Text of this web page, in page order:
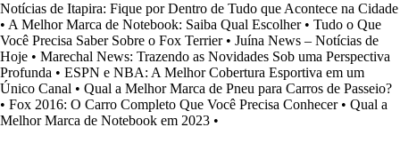
Notícias de Itapira: Fique por Dentro de Tudo que Acontece na Cidade
• A Melhor Marca de Notebook: Saiba Qual Escolher• Tudo o Que
Você Precisa Saber Sobre o Fox Terrier• Juína News – Notícias de
Hoje • Marechal News: Trazendo as Novidades Sob uma Perspectiva
Profunda • ESPN e NBA: A Melhor Cobertura Esportiva em um
Único Canal • Qual a Melhor Marca de Pneu para Carros de Passeio?
• Fox 2016: O Carro Completo Que Você Precisa Conhecer• Qual a
Melhor Marca de Notebook em 2023 •